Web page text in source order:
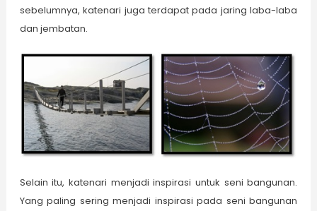
sebelumnya, katenari juga terdapat pada jaring laba-laba
dan jembatan.
Selain itu, katenari menjadi inspirasi untuk seni bangunan.
Yang paling sering menjadi inspirasi pada seni bangunan